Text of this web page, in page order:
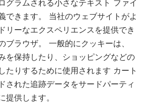
グラムされる小さなテキスト ファイ
できます。 当社のウェブサイトがよ
リーなエクスペリエンスを提供でき
ブラウザ。 一般的にクッキーは、
を保持したり、ショッピングなどの
たりするために使用されます カート
された追跡データをサードパーティ
提供します。